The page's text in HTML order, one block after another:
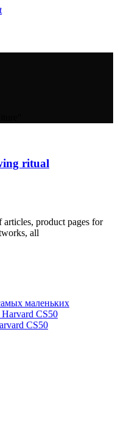
ritual
product pages for
all
маленьких
CS50